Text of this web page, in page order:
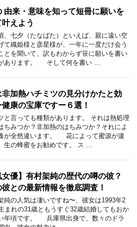
由来・意味を知って短冊に願いを
えよう
、七夕（たなばた）といえば、親に遠い空
て織姫様と彦星様が、一年に一度だけ会う
とを聞いて、訳もわからず笹に願いを書い
あります。 そして何を書い …
非加熱ハチミツの見分けかたと効
康の宝庫ですー６選！
と言っても種類があります。 それは熱処理
ちみつか？非加熱のはちみつか？それによ
が全然違います。 花によって蜜源が違
生の蜂蜜をお勧めです。 ス …
女優】有村架純の歴代の噂の彼？
彼との最新情報を徹底調査！
純の人気は凄いですね〜、彼女は1993年2
まれの31歳ともうすぐ32歳結婚してもおか
年頃です。 兵庫県出身で、数々のドラ